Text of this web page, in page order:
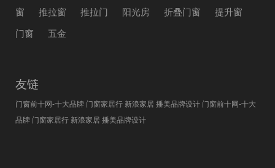
窗
推拉窗 推拉门 阳光房 折叠门窗
提升窗
门窗
五金
友链
门窗前十网-十大品牌 门窗家居行 新浪家居播美品牌设计 门窗前十网-十大
品牌 门窗家居行 新浪家居播美品牌设计